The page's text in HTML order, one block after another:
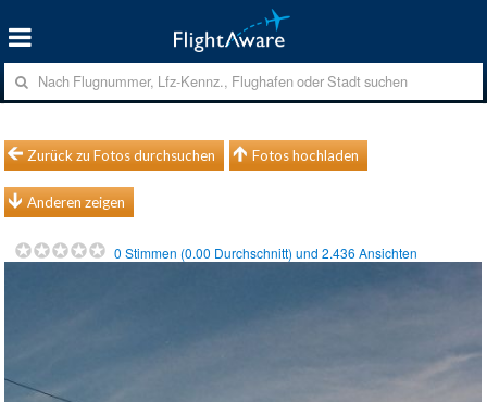
Zurück zu Fotos durchsuchen Fotos hochladen
Anderen zeigen
0 Stimmen (0.00 Durchschnitt) und2.436 Ansichten